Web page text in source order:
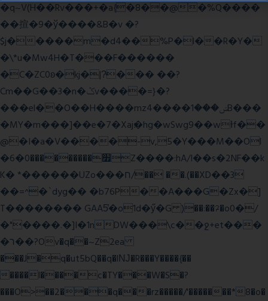
�q~V(H��Rv���+�a{�8��@�%Q����
��揎�9�ў����&B�v �?
$j�����m�d4��%P�l��R�Y�
�\*u�Mw4H�T���F������
�C�ZC0ʚ�kj�|?ͮ��� ��?
Cm��G��3�n�ݣv����=}�?
���el��O��H����mzݾ���1����4B���
�MY�m���]��e�7�Xaj׃�hg�wSwg9��wƗf��
@�I�a�V����-v,5�Y���M��Ol
�׿���������0�6Z����:hA/I��s�2NF��k
K� *������UZo���ח/�� ��.(��XD��3
��=^�`dyg�� �b76P��A���G�Zx�]
T�������� GAA5̔�o1d�ӳ�G )��:��ℱ�o0�/
�"����.�]I�1nDW���\c��ջ+et���
�ר��?Ov�q��~Z2ea
���J�q�ut5bQ��q�lǊ�R���Y����{��
����l����c�TY���W�S�?
���O>��2���q���rz�����/'�������*8�o�